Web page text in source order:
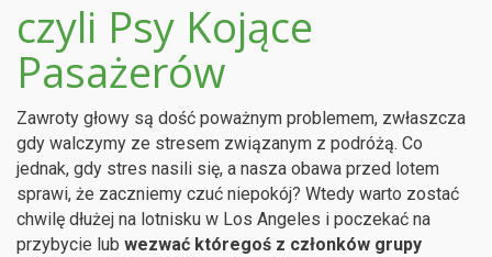
czyli Psy Kojące
Pasażerów
Zawroty głowy są dość poważnym problemem, zwłaszcza
gdy walczymy ze stresem związanym z podróżą. Co
jednak, gdy stres nasili się, a nasza obawa przed lotem
sprawi, że zaczniemy czuć niepokój? Wtedy warto zostać
chwilę dłużej na lotnisku w Los Angeles i poczekać na
przybycie lub wezwać któregoś z członków grupy